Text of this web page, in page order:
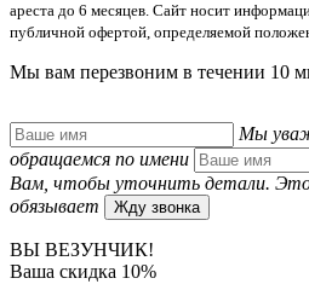
ареста до 6 месяцев. Сайт носит
публичной офертой, определяемой
Мы вам перезвоним в течении 10
Мы
обращаемся по имени
Вам, чтобы уточнить детали. Это
обязывает
Жду звонка
ВЫ ВЕЗУНЧИК!
Ваша скидка 10%